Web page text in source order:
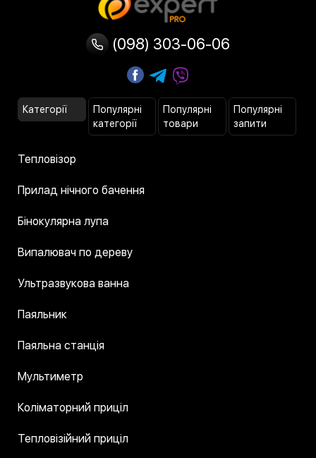
(098) 303-06-06
Категорії
Популярні
категорії
Популярні
товари
Популярні
запити
Тепловізор
Прилад нічного бачення
Бінокулярна лупа
Випалювач по дереву
Ультразвукова ванна
Паяльник
Паяльна станція
Мультиметр
Коліматорний приціл
Тепловізійний приціл